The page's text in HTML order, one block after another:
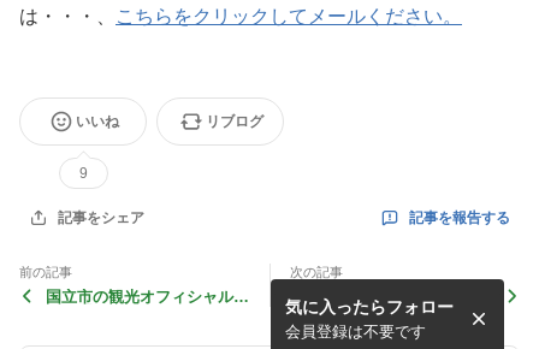
は・・・、
こちらをクリックしてメールください。
いいね
9
リブログ
記事をシェア 記事を報告する
前の記事
国立市の観光オフィシャルサ
次の記事
10/20(水)20時。「下町禁足
地」(鳥越アズーリFM)に生
出演します。
気に入ったらフォロー
会員登録は不要です